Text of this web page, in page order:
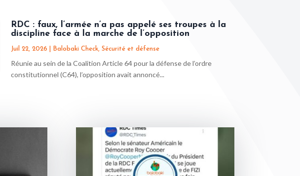
RDC : faux, l’armée n’a pas appelé ses troupes à la
discipline face à la marche de l’opposition
Juil 22, 2026 Balobaki Check,Sécurité et défense
Réunie au sein de la Coalition Article 64 pour la défense de l’ordre
constitutionnel (C64), l’opposition avait annoncé...